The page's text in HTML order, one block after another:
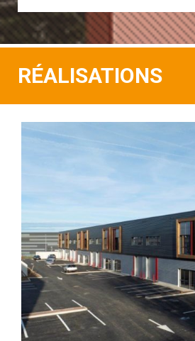
RÉALISATIONS